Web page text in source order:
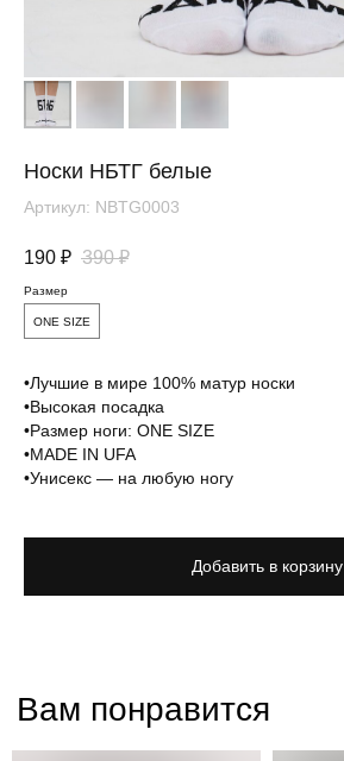
Носки НБТГ белые
Артикул: NBTG0003
190 ₽ 390 ₽
Размер
ONE SIZE
•Лучшие в мире 100% матур носки
•Высокая посадка
•Размер ноги: ONE SIZE
•MADE IN UFA
•Унисекс — на любую ногу
Добавить в корзину